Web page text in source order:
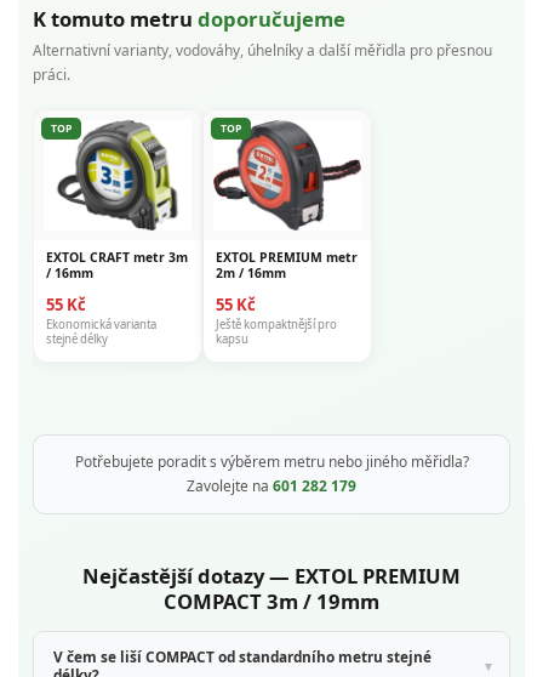
K tomuto metru doporučujeme
Alternativní varianty, vodováhy, úhelníky a další měřidla pro přesnou
práci.
TOP
EXTOL CRAFT metr 3m
/ 16mm
55 Kč
Ekonomická varianta
stejné délky
TOP
EXTOL PREMIUM metr
2m / 16mm
55 Kč
Ještě kompaktnější pro
kapsu
Potřebujete poradit s výběrem metru nebo jiného měřidla?
Zavolejte na 601 282 179
Nejčastější dotazy — EXTOL PREMIUM
COMPACT 3m / 19mm
V čem se liší COMPACT od standardního metru stejné